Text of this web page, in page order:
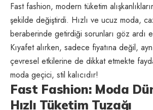
Fast fashion, modern tüketim
şekilde değiştirdi. Hızlı ve ucuz moda,
beraberinde getirdiği sorunları göz ardı
Kıyafet alırken, sadece fiyatına değil,
çevresel etkilerine de dikkat etmekte
moda geçici, stil kalıcıdır!
Fast Fashion: Moda
Hızlı Tüketim Tuzağı